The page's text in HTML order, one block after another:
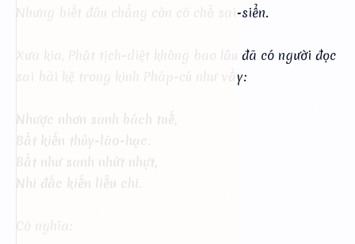
Nhưng biết đâu chẳng còn có chỗ sai-siển.
Xưa kia, Phật tịch-diệt không bao lâu đã có người đọc
sai bài kệ trong kinh Pháp-cú như vầy:
Nhược nhơn sanh bách tuế,
Bất kiến thủy-lão-hạc.
Bất như sanh nhứt nhựt,
Nhi đắc kiến liễu chi.
Có nghĩa: